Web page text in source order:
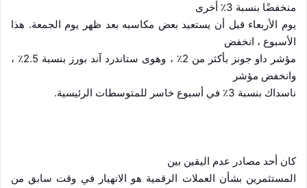
منخفضًا بنسبة 3٪ أخرى
يوم الأربعاء قبل أن يستعيد بعض مكاسبه بعد ظهر يوم الجمعة. هذا
الأسبوع ، انخفض
مؤشر داو جونز بأكثر من 2٪ ، وهوى ستاندرد آند بورز بنسبة 2.5٪ ،
وانخفض مؤشر
ناسداك بنسبة 3٪ في أسبوع خاسر للمتوسطات الرئيسية.
كان أحد مصادر عدم اليقين بين
المستثمرين بشأن العملات الرقمية هو الانهيار في وقت سابق من